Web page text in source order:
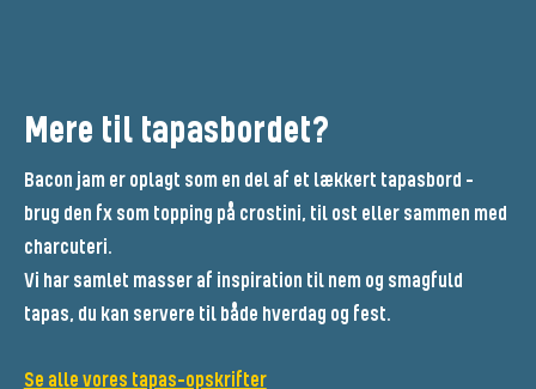
Mere til tapasbordet?
Bacon jam er oplagt som en del af et lækkert tapasbord –
brug den fx som topping på crostini, til ost eller sammen med
charcuteri.
Vi har samlet masser af inspiration til nem og smagfuld
tapas, du kan servere til både hverdag og fest.
Se alle vores tapas-opskrifter